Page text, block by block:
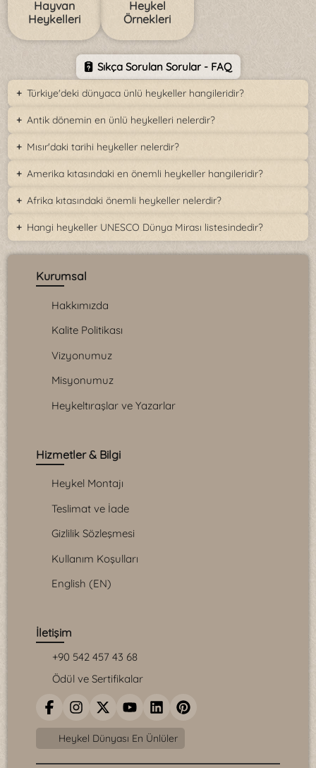
Hayvan
Heykelleri
Heykel
Örnekleri
Sıkça Sorulan Sorular - FAQ
Türkiye'deki dünyaca ünlü heykeller hangileridir?
Antik dönemin en ünlü heykelleri nelerdir?
Mısır'daki tarihi heykeller nelerdir?
Amerika kıtasındaki en önemli heykeller hangileridir?
Afrika kıtasındaki önemli heykeller nelerdir?
Hangi heykeller UNESCO Dünya Mirası listesindedir?
Kurumsal
Hakkımızda
Kalite Politikası
Vizyonumuz
Misyonumuz
Heykeltıraşlar ve Yazarlar
Hizmetler & Bilgi
Heykel Montajı
Teslimat ve İade
Gizlilik Sözleşmesi
Kullanım Koşulları
English (EN)
İletişim
+90 542 457 43 68
Ödül ve Sertifikalar
Heykel Dünyası En Ünlüler